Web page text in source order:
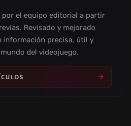
por el equipo editorial a partir
Revisado y mejorado
información precisa, útil y
del videojuego.